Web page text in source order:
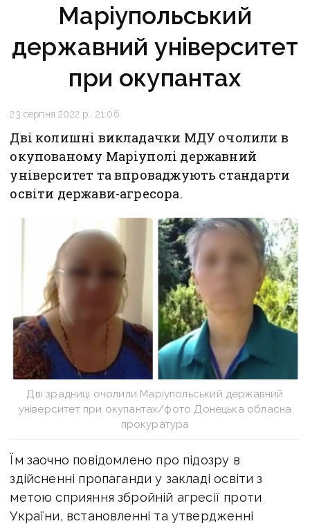
Маріупольський
державний університет
при окупантах
23 серпня 2022 р., 21:06
Дві колишні викладачки МДУ очолили в
окупованому Маріуполі державний
університет та впроваджують стандарти
освіти держави-агресора.
Дві зрадниці очолили Маріупольський державний
університет при окупантах/фото Донецька обласна
прокуратура
Їм заочно повідомлено про підозру в
здійсненні пропаганди у закладі освіти з
метою сприяння збройній агресії проти
України, встановленні та утвердженні